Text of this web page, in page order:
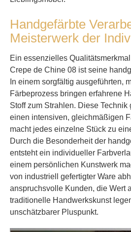
Handgefärbte
Meisterwerk der
Ein essenzielles
Crepe de Chine 08 ist seine
In einem sorgfältig ausgeführten,
Färbeprozess bringen erfahrene
Stoff zum Strahlen. Diese Technik
einen intensiven, gleichmäßigen
macht jedes einzelne Stück zu
Durch die Besonderheit der
entsteht ein individueller
einem persönlichen Kunstwerk
von industriell gefertigter Ware
anspruchsvolle Kunden, die Wert
traditionelle Handwerkskunst
unschätzbarer Pluspunkt.